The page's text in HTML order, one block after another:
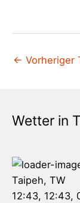
← Vorheriger
Wetter in
Taipeh, TW
12:43, 12:43,